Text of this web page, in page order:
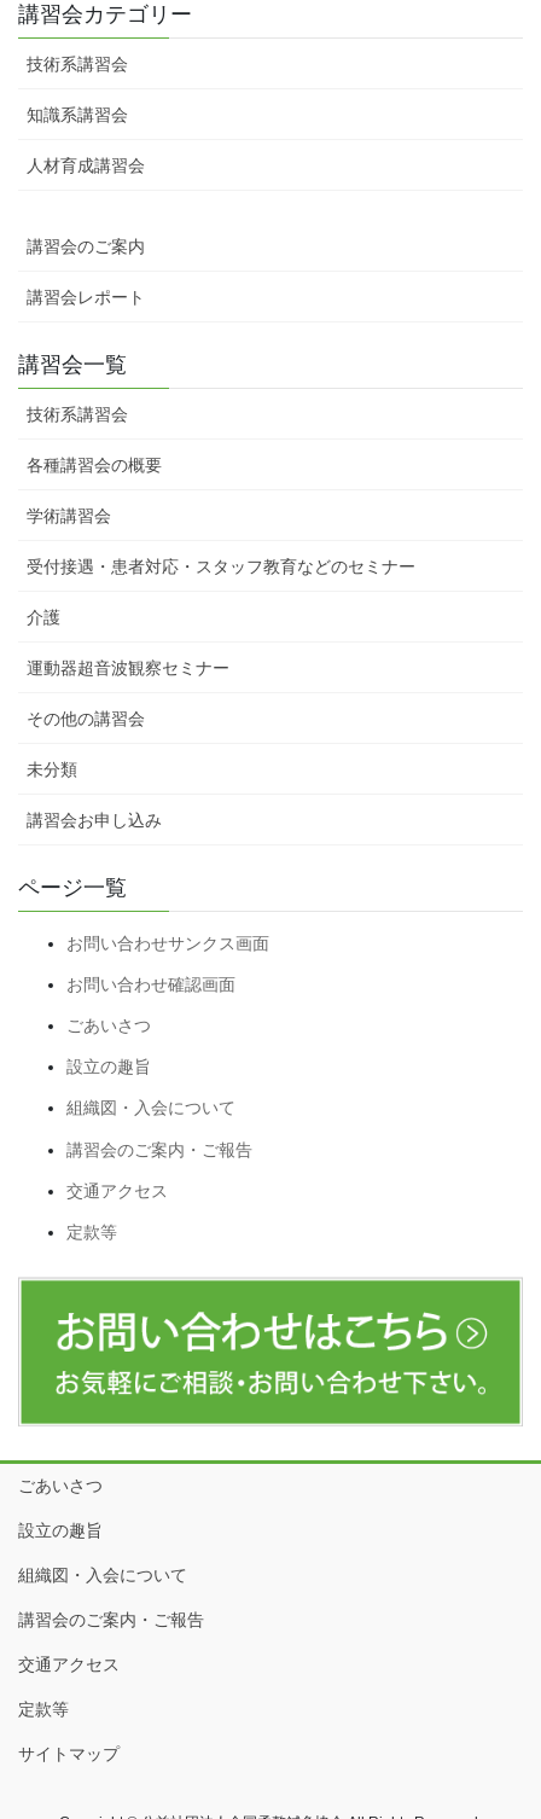
講習会カテゴリー
技術系講習会
知識系講習会
人材育成講習会
講習会のご案内
講習会レポート
講習会一覧
技術系講習会
各種講習会の概要
学術講習会
受付接遇・患者対応・スタッフ教育などのセミナー
介護
運動器超音波観察セミナー
その他の講習会
未分類
講習会お申し込み
ページ一覧
お問い合わせサンクス画面
お問い合わせ確認画面
ごあいさつ
設立の趣旨
組織図・入会について
講習会のご案内・ご報告
交通アクセス
定款等
ごあいさつ
設立の趣旨
組織図・入会について
講習会のご案内・ご報告
交通アクセス
定款等
サイトマップ